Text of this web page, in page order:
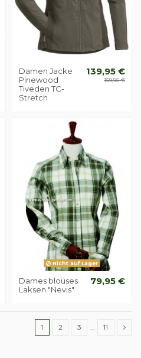
Damen Jacke
Pinewood
Tiveden TC-
Stretch
139,95 €
159,95 €
Nicht auf Lager
Dames blouses
Laksen "Nevis"
79,95 €
1 2 3 11